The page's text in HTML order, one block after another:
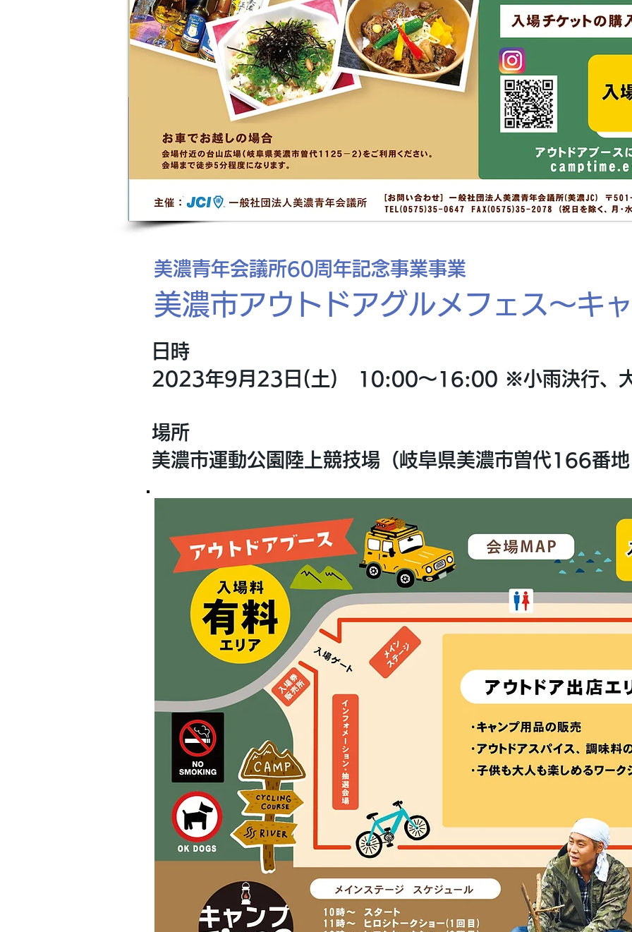
美濃青年会議所60周年記念事業事業
美濃市アウトドアグルメフェス～キ
日時
2023年9月23日(土) 10:00～16:00 ※小雨決行、大
場所
美濃市運動公園陸上競技場（岐阜県美濃市曽代166番